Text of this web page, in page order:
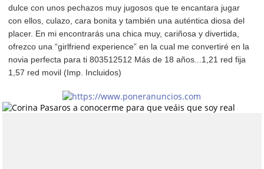
dulce con unos pechazos muy jugosos que te encantara jugar
con ellos, culazo, cara bonita y también una auténtica diosa del
placer. En mi encontrarás una chica muy, cariñosa y divertida,
ofrezco una “girlfriend experience” en la cual me convertiré en la
novia perfecta para ti 803512512 Más de 18 años...1,21 red fija
1,57 red movil (Imp. Incluidos)